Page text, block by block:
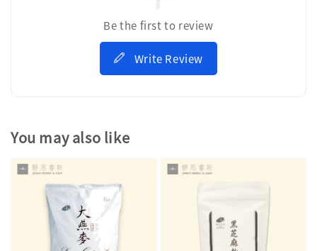
Be the first to review
Write Review
You may also like